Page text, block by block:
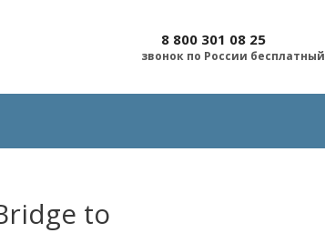
8 800 301 08 25
звонок по России бесплатный
to